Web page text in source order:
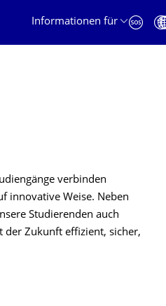
Informationen für
verbinden
innovative Weise. Neben
Studierenden auch
der Zukunft effizient, sicher,